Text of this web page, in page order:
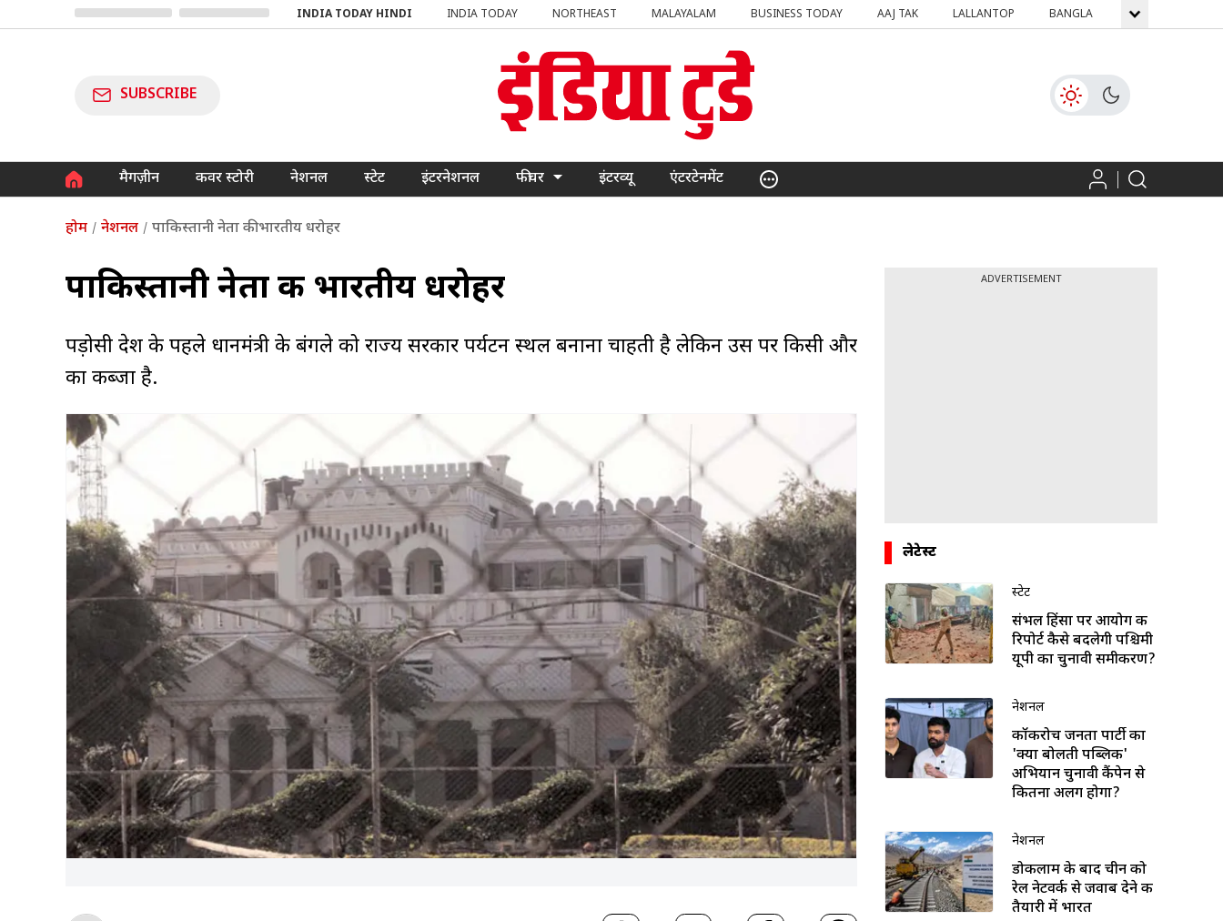
INDIA TODAY HINDI INDIA TODAY NORTHEAST MALAYALAM BUSINESS TODAY AAJ TAK LALLANTOP BANGLA GNTTV
SUBSCRIBE
मैगज़ीन कवर स्टोरी नेशनल स्टेट इंटरनेशनल फीचर इंटरव्यू एंटरटेनमेंट
होम नेशनल पाकिस्तानी नेता की भारतीय धरोहर
पाकिस्तानी नेता की भारतीय धरोहर
पड़ोसी देश के पहले प्रधानमंत्री के बंगले को राज्य सरकार पर्यटन स्थल बनाना चाहती है लेकिन उस पर किसी और
का कब्जा है.
ADVERTISEMENT
लेटेस्ट
स्टेट
संभल हिंसा पर आयोग की
रिपोर्ट कैसे बदलेगी पश्चिमी
यूपी का चुनावी समीकरण?
नेशनल
कॉकरोच जनता पार्टी का
'क्या बोलती पब्लिक'
अभियान चुनावी कैंपेन से
कितना अलग होगा?
नेशनल
डोकलाम के बाद चीन को
रेल नेटवर्क से जवाब देने की
तैयारी में भारत